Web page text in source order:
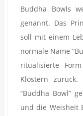
Buddha Bowls
genannt. Das
soll mit einem
normale Name
ritualisierte
Klöstern
“Buddha Bowl”
und die Weisheit